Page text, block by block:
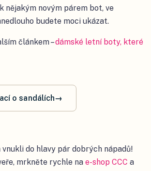
nějakým novým párem bot, ve
budete moci ukázat.
článkem– dámské letní boty, které
o sandálích→
do hlavy pár dobrých nápadů!
mrkněte rychle na e-shop CCC a